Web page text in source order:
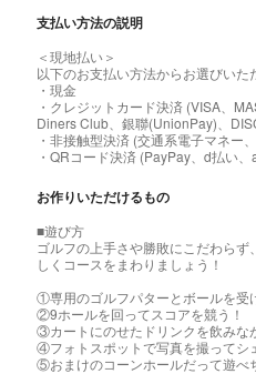
支払い方法の説明
＜現地払い＞
以下のお支払い方法からお選びいた
・現金
・クレジットカード決済 (VISA、
Diners Club、銀聯(UnionPay)、
・非接触型決済 (交通系電子マネー
・QRコード決済 (PayPay、d払い
お作りいただけるもの
■遊び方
ゴルフの上手さや勝敗にこだわら
しくコースをまわりましょう！
①専用のゴルフパターとボールを受
②9ホールを回ってスコアを競う！
③カートにのせたドリンクを飲みな
④フォトスポットで写真を撮ってシ
⑤おまけのコーンホールだって遊べ